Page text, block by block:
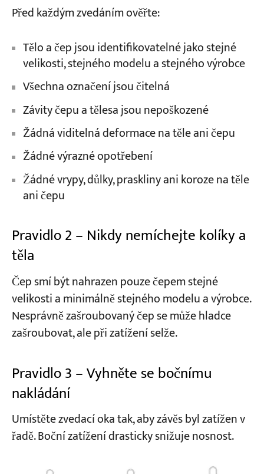
Před každým zvedáním ověřte:
Tělo a čep jsou identifikovatelné jako stejné
velikosti, stejného modelu a stejného výrobce
Všechna označení jsou čitelná
Závity čepu a tělesa jsou nepoškozené
Žádná viditelná deformace na těle ani čepu
Žádné výrazné opotřebení
Žádné vrypy, důlky, praskliny ani koroze na těle
ani čepu
Pravidlo 2 – Nikdy nemíchejte kolíky a
těla
Čep smí být nahrazen pouze čepem stejné
velikosti a minimálně stejného modelu a výrobce.
Nesprávně zašroubovaný čep se může hladce
zašroubovat, ale při zatížení selže.
Pravidlo 3 – Vyhněte se bočnímu
nakládání
Umístěte zvedací oka tak, aby závěs byl zatížen v
řadě. Boční zatížení drasticky snižuje nosnost.